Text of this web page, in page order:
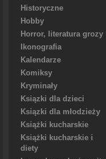
Historyczne
Hobby
Horror, literatura grozy
Ikonografia
Kalendarze
Komiksy
Kryminały
Ksiązki dla dzieci
Ksiązki dla młodzieży
Książki kucharskie
Książki kucharskie i
diety